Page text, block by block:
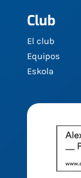
Club
El club
Equipos
Eskola